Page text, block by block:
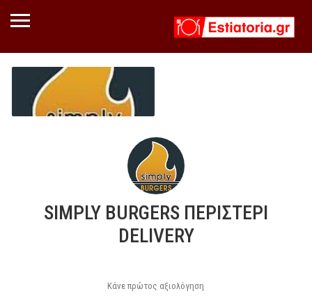
SIMPLY BURGERS ΠΕΡΙΣΤΕΡΙ
DELIVERY
Κάνε πρώτος αξιολόγηση